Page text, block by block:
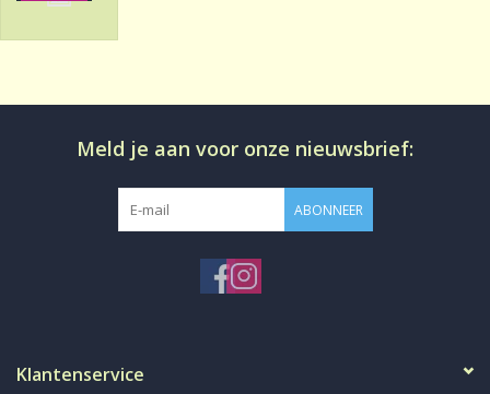
Laatste kans!
Meld je aan voor onze nieuwsbrief:
ABONNEER
Klantenservice